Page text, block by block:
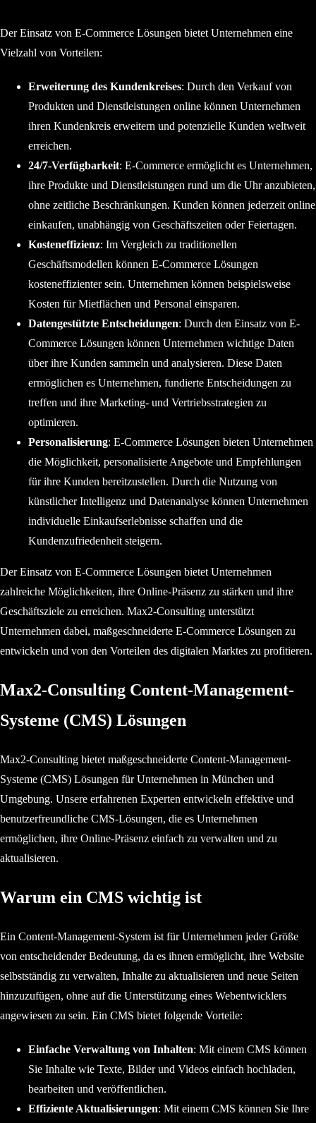
Der Einsatz von E-Commerce Lösungen bietet Unternehmen eine
Vielzahl von Vorteilen:
Erweiterung des Kundenkreises: Durch den Verkauf von
Produkten und Dienstleistungen online können Unternehmen
ihren Kundenkreis erweitern und potenzielle Kunden weltweit
erreichen.
24/7-Verfügbarkeit: E-Commerce ermöglicht es Unternehmen,
ihre Produkte und Dienstleistungen rund um die Uhr anzubieten,
ohne zeitliche Beschränkungen. Kunden können jederzeit online
einkaufen, unabhängig von Geschäftszeiten oder Feiertagen.
Kosteneffizienz: Im Vergleich zu traditionellen
Geschäftsmodellen können E-Commerce Lösungen
kosteneffizienter sein. Unternehmen können beispielsweise
Kosten für Mietflächen und Personal einsparen.
Datengestützte Entscheidungen: Durch den Einsatz von E-
Commerce Lösungen können Unternehmen wichtige Daten
über ihre Kunden sammeln und analysieren. Diese Daten
ermöglichen es Unternehmen, fundierte Entscheidungen zu
treffen und ihre Marketing- und Vertriebsstrategien zu
optimieren.
Personalisierung: E-Commerce Lösungen bieten Unternehmen
die Möglichkeit, personalisierte Angebote und Empfehlungen
für ihre Kunden bereitzustellen. Durch die Nutzung von
künstlicher Intelligenz und Datenanalyse können Unternehmen
individuelle Einkaufserlebnisse schaffen und die
Kundenzufriedenheit steigern.
Der Einsatz von E-Commerce Lösungen bietet Unternehmen
zahlreiche Möglichkeiten, ihre Online-Präsenz zu stärken und ihre
Geschäftsziele zu erreichen. Max2-Consulting unterstützt
Unternehmen dabei, maßgeschneiderte E-Commerce Lösungen zu
entwickeln und von den Vorteilen des digitalen Marktes zu profitieren.
Max2-Consulting Content-Management-
Systeme (CMS) Lösungen
Max2-Consulting bietet maßgeschneiderte Content-Management-
Systeme (CMS) Lösungen für Unternehmen in München und
Umgebung. Unsere erfahrenen Experten entwickeln effektive und
benutzerfreundliche CMS-Lösungen, die es Unternehmen
ermöglichen, ihre Online-Präsenz einfach zu verwalten und zu
aktualisieren.
Warum ein CMS wichtig ist
Ein Content-Management-System ist für Unternehmen jeder Größe
von entscheidender Bedeutung, da es ihnen ermöglicht, ihre Website
selbstständig zu verwalten, Inhalte zu aktualisieren und neue Seiten
hinzuzufügen, ohne auf die Unterstützung eines Webentwicklers
angewiesen zu sein. Ein CMS bietet folgende Vorteile:
Einfache Verwaltung von Inhalten: Mit einem CMS können
Sie Inhalte wie Texte, Bilder und Videos einfach hochladen,
bearbeiten und veröffentlichen.
Effiziente Aktualisierungen: Mit einem CMS können Sie Ihre